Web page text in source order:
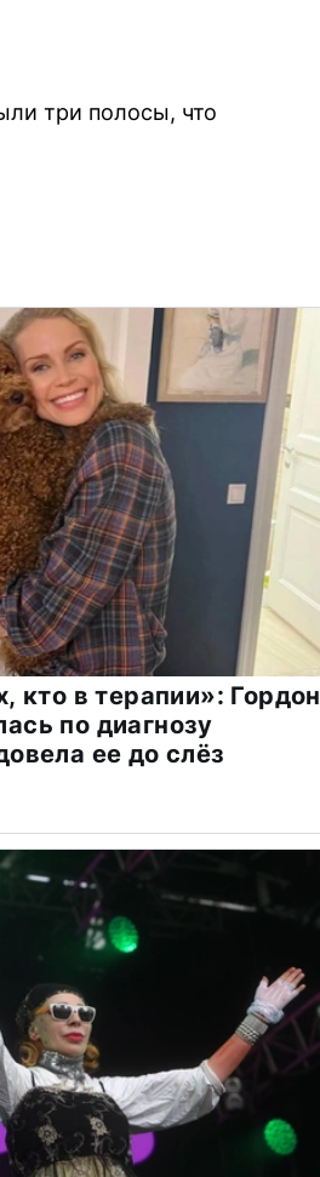
три полосы, что
кто в терапии»: Гордон
по диагнозу
ее до слёз